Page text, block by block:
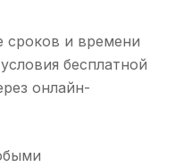
сроков и времени
бесплатной
онлайн-